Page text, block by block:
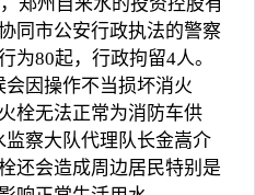
同市公安行政执法的警察
为80起，行政拘留4人。
因操作不当损坏消火
栓无法正常为消防车供
察大队代理队长金嵩介
还会造成周边居民特别是